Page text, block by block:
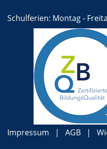
Schulferien: Montag -
Impressum AGB